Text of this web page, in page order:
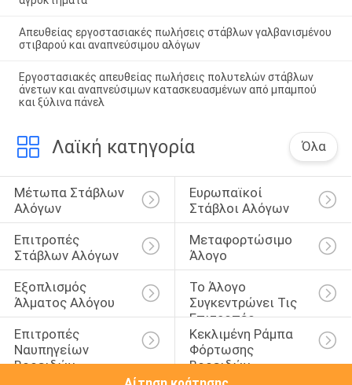
Απευθείας εργοστασιακές πωλήσεις στάβλων γαλβανισμένου
στιβαρού και αναπνεύσιμου αλόγων
Εργοστασιακές απευθείας πωλήσεις πολυτελών στάβλων
άνετων και αναπνεύσιμων κατασκευασμένων από μπαμπού
και ξύλινα πάνελ
Λαϊκή κατηγορία Όλα
Μέτωπα Στάβλων
Αλόγων
Ευρωπαϊκοί
Στάβλοι Αλόγων
Επιτροπές
Στάβλων Αλόγων
Μεταφορτώσιμο
Άλογο
Εξοπλισμός
Άλματος Αλόγου
Το Άλογο
Συγκεντρώνει Τις
Επιτροπές
Επιτροπές
Ναυπηγείων
Βοοειδών
Κεκλιμένη Ράμπα
Φόρτωσης
Βοοειδών